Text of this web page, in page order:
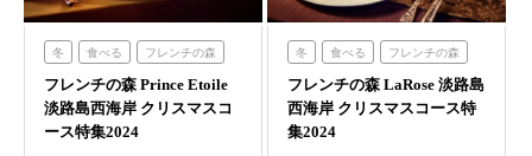
冬 食べる フレンチの森
フレンチの森 Prince Etoile
淡路島西海岸 クリスマスコ
ース特集2024
冬 食べる フレンチの森
フレンチの森 LaRose 淡路島
西海岸 クリスマスコース特
集2024